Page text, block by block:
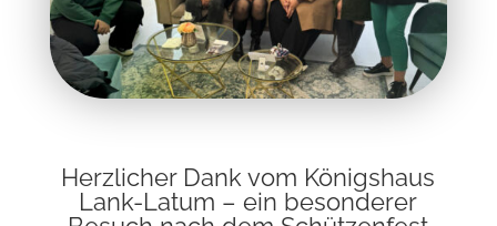
Herzlicher Dank vom Königshaus
Lank-Latum – ein besonderer